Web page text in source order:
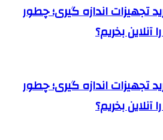
تجهیزات اندازه گیری؛ چطور
آنلاین بخریم؟
تجهیزات اندازه گیری؛ چطور
آنلاین بخریم؟